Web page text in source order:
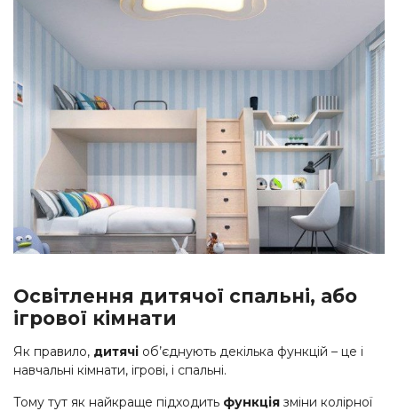
Освітлення дитячої спальні, або
ігрової кімнати
Як правило, дитячі об’єднують декілька функцій – це і
навчальні кімнати, ігрові, і спальні.
Тому тут як найкраще підходить функція зміни колірної